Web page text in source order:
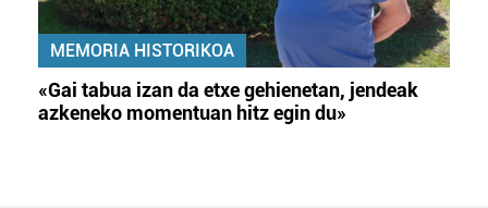
MEMORIA HISTORIKOA
«Gai tabua izan da etxe gehienetan, jendeak
azkeneko momentuan hitz egin du»